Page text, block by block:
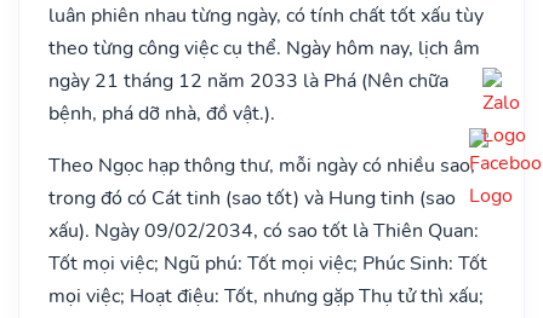
luân phiên nhau từng ngày, có tính chất tốt xấu tùy
theo từng công việc cụ thể. Ngày hôm nay, lịch âm
ngày 21 tháng 12 năm 2033 là Phá (Nên chữa
bệnh, phá dỡ nhà, đồ vật.).
Theo Ngọc hạp thông thư, mỗi ngày có nhiều sao,
trong đó có Cát tinh (sao tốt) và Hung tinh (sao
xấu). Ngày 09/02/2034, có sao tốt là Thiên Quan:
Tốt mọi việc; Ngũ phú: Tốt mọi việc; Phúc Sinh: Tốt
mọi việc; Hoạt điệu: Tốt, nhưng gặp Thụ tử thì xấu;